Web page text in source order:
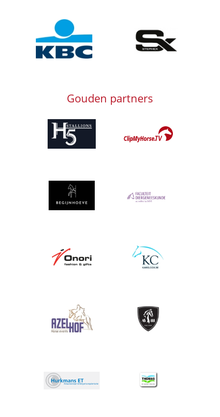
Afbeelding
Gouden partners
Afbeelding
Afbeelding Afbeelding
Afbeelding Afbeelding
Afbeelding Afbeelding
Afbeelding